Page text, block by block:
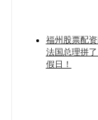
福州股票配
法国总理拼
假日！